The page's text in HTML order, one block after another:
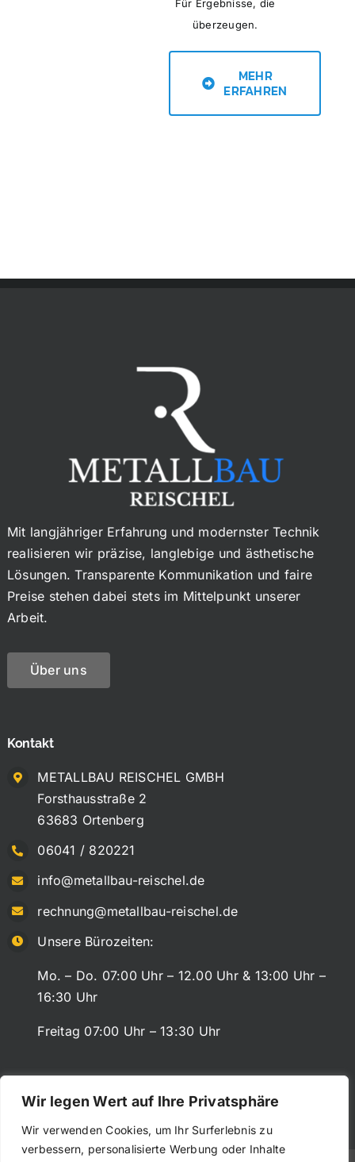
Wir legen Wert auf Ihre Privatsphäre
Wir verwenden Cookies, um Ihr Surferlebnis zu
verbessern, personalisierte Werbung oder Inhalte
Für Ergebnisse, die
überzeugen.
MEHR
ERFAHREN
Mit langjähriger Erfahrung und modernster Technik
realisieren wir präzise, langlebige und ästhetische
Lösungen. Transparente Kommunikation und faire
Preise stehen dabei stets im Mittelpunkt unserer
Arbeit.
Über uns
Kontakt
METALLBAU REISCHEL GMBH
Forsthausstraße 2
63683 Ortenberg
06041 / 820221
info@metallbau-reischel.de
rechnung@metallbau-reischel.de
Unsere Bürozeiten:
Mo. – Do. 07:00 Uhr – 12.00 Uhr & 13:00 Uhr –
16:30 Uhr
Freitag 07:00 Uhr – 13:30 Uhr